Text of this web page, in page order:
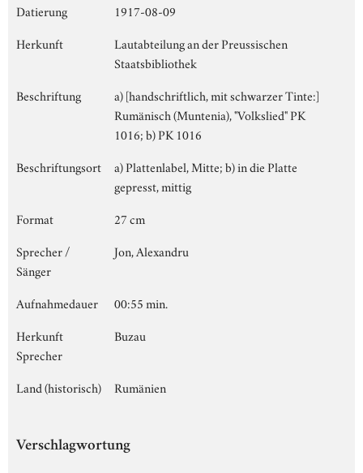
Datierung
1917-08-09
Herkunft
Lautabteilung an der Preussischen
Staatsbibliothek
Beschriftung
a) [handschriftlich, mit schwarzer Tinte:]
Rumänisch (Muntenia), "Volkslied" PK
1016; b) PK 1016
Beschriftungsort
a) Plattenlabel, Mitte; b) in die Platte
gepresst, mittig
Format
27 cm
Sprecher /
Sänger
Jon, Alexandru
Aufnahmedauer
00:55 min.
Herkunft
Sprecher
Buzau
Land (historisch) Rumänien
Verschlagwortung